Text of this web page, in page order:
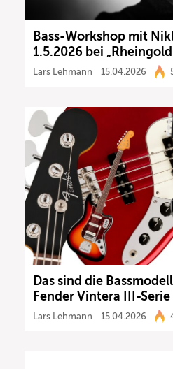
Bass-Workshop mit
1.5.2026 bei
Lars Lehmann 15.04.2026
Das sind die
Fender Vintera III-Serie
Lars Lehmann 15.04.2026